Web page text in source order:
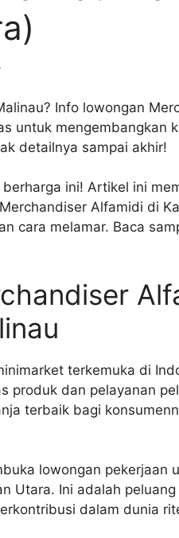
Info lowongan
untuk mengembangkan
detailnya sampai akhir!
ini! Artikel ini
Alfamidi di
cara melamar. Baca
terkemuka di
produk dan pelayanan
terbaik bagi
lowongan pekerjaan
Utara. Ini adalah
dalam dunia